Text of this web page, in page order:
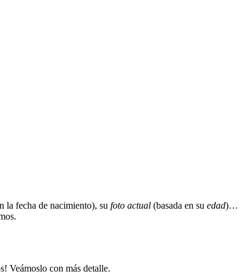
la fecha de nacimiento), su foto actual (basada en su edad)…
Veámoslo con más detalle.